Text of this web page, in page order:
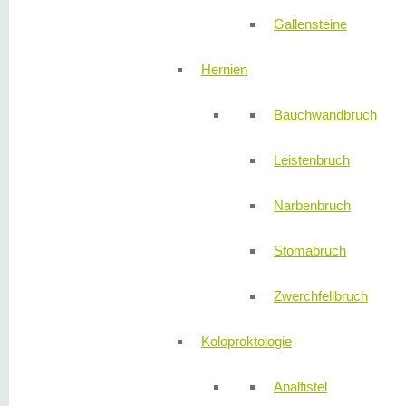
Gallensteine
Hernien
Bauchwandbruch
Leistenbruch
Narbenbruch
Stomabruch
Zwerchfellbruch
Koloproktologie
Analfistel